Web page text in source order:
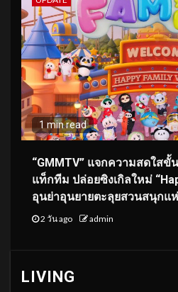
1 min read
“GMMTV” แจกความสดใส
แท็กทีม ปล่อยซิงเกิลใหม่
อุนย่าอุนยายตะลุยสวนสนุกแ
2 วัน ago admin
LIVING